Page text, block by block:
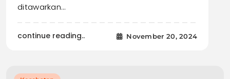
ditawarkan…
continue reading.. November 20, 2024